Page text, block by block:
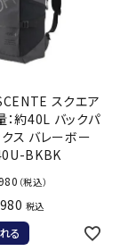
スクエア
：約40L バックパ
ス バレーボー
BKBK
（税込）
税込
る